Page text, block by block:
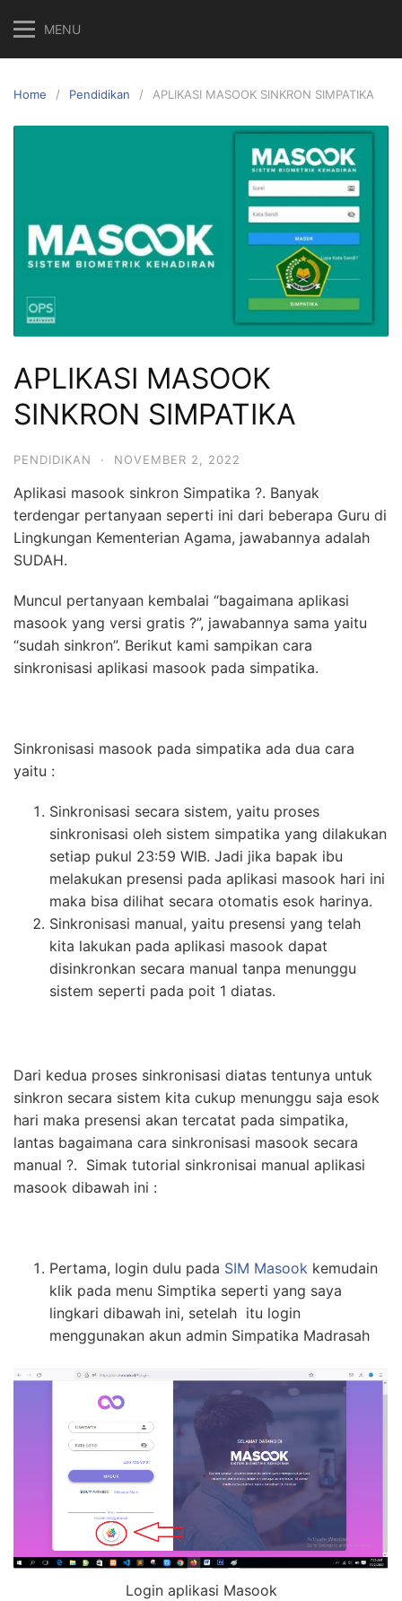
content
MENU
Home Pendidikan APLIKASI MASOOK SINKRON SIMPATIKA
APLIKASI MASOOK
SINKRON SIMPATIKA
PENDIDIKAN · NOVEMBER 2, 2022
Aplikasi masook sinkron Simpatika ?. Banyak
terdengar pertanyaan seperti ini dari beberapa Guru di
Lingkungan Kementerian Agama, jawabannya adalah
SUDAH.
Muncul pertanyaan kembalai “bagaimana aplikasi
masook yang versi gratis ?”, jawabannya sama yaitu
“sudah sinkron”. Berikut kami sampikan cara
sinkronisasi aplikasi masook pada simpatika.
Sinkronisasi masook pada simpatika ada dua cara
yaitu :
Sinkronisasi secara sistem, yaitu proses
sinkronisasi oleh sistem simpatika yang dilakukan
setiap pukul 23:59 WIB. Jadi jika bapak ibu
melakukan presensi pada aplikasi masook hari ini
maka bisa dilihat secara otomatis esok harinya.
Sinkronisasi manual, yaitu presensi yang telah
kita lakukan pada aplikasi masook dapat
disinkronkan secara manual tanpa menunggu
sistem seperti pada poit 1 diatas.
Dari kedua proses sinkronisasi diatas tentunya untuk
sinkron secara sistem kita cukup menunggu saja esok
hari maka presensi akan tercatat pada simpatika,
lantas bagaimana cara sinkronisasi masook secara
manual ?. Simak tutorial sinkronisai manual aplikasi
masook dibawah ini :
Pertama, login dulu pada SIM Masook kemudain
klik pada menu Simptika seperti yang saya
lingkari dibawah ini, setelah itu login
menggunakan akun admin Simpatika Madrasah
Login aplikasi Masook